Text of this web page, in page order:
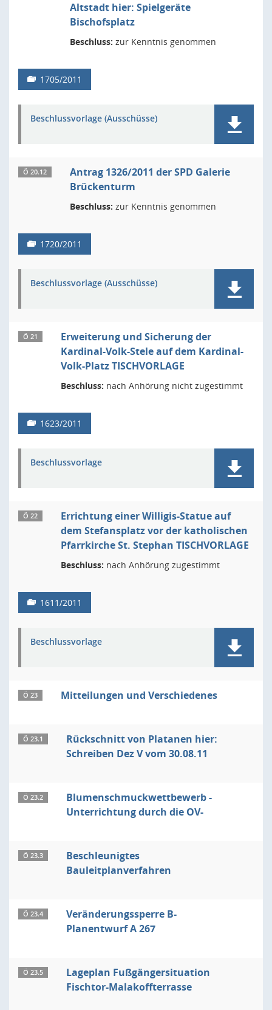
Altstadt hier: Spielgeräte
Bischofsplatz
Beschluss: zur Kenntnis genommen
1705/2011
Beschlussvorlage (Ausschüsse)
Ö 20.12
Antrag 1326/2011 der SPD Galerie
Brückenturm
Beschluss: zur Kenntnis genommen
1720/2011
Beschlussvorlage (Ausschüsse)
Ö 21
Erweiterung und Sicherung der
Kardinal-Volk-Stele auf dem Kardinal-
Volk-Platz TISCHVORLAGE
Beschluss: nach Anhörung nicht zugestimmt
1623/2011
Beschlussvorlage
Ö 22
Errichtung einer Willigis-Statue auf
dem Stefansplatz vor der katholischen
Pfarrkirche St. Stephan TISCHVORLAGE
Beschluss: nach Anhörung zugestimmt
1611/2011
Beschlussvorlage
Ö 23 Mitteilungen und Verschiedenes
Ö 23.1
Rückschnitt von Platanen hier:
Schreiben Dez V vom 30.08.11
Ö 23.2
Blumenschmuckwettbewerb -
Unterrichtung durch die OV-
Ö 23.3
Beschleunigtes
Bauleitplanverfahren
Ö 23.4
Veränderungssperre B-
Planentwurf A 267
Ö 23.5
Lageplan Fußgängersituation
Fischtor-Malakoffterrasse